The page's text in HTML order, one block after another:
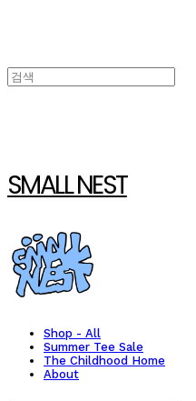
SMALL NEST
Shop - All
Summer Tee Sale
The Childhood Home
About